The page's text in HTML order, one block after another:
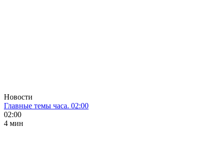
Новости
Главные темы часа. 02:00
02:00
4 мин